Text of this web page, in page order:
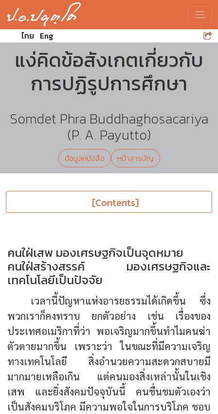
ไทย Eng
แง่คิดข้อสังเกตเกี่ยวกับ
การปฏิรูปการศึกษา
Somdet Phra Buddhaghosacariya
(P. A. Payutto)
ข้อมูลหนังสือ หน้าสารบัญ
[Contents]
คนใฝ่เสพ มองเศรษฐกิจเป็นจุดหมาย
คนใฝ่สร้างสรรค์ มองเศรษฐกิจและ
เทคโนโลยีเป็นปัจจัย
เวลานี้ปัญหาแห่งอารยธรรมได้เกิดขึ้น ซึ่ง
พวกเราก็คงทราบ ยกตัวอย่าง เช่น เรื่องของ
ประเทศอเมริกาที่ว่า พอเจริญมากขึ้นทำไมคนฆ่า
ตัวตายมากขึ้น เพราะว่า ในขณะที่มีความเจริญ
ทางเทคโนโลยี สิ่งอำนวยความสะดวกสบายมี
มากมายเหลือเกิน แต่คนมองสิ่งเหล่านั้นในเชิง
เสพ และยิ่งสังคมปัจจุบันนี้ คนชื่นชมตัวเองว่า
เป็นสังคมบริโภค มีความพอใจในการบริโภค ชอบ